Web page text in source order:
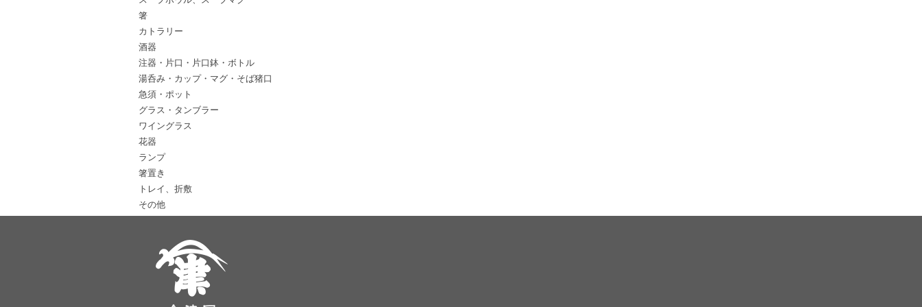
箸
カトラリー
酒器
注器・片口・片口鉢・ボトル
湯呑み・カップ・マグ・そば猪口
急須・ポット
グラス・タンブラー
ワイングラス
花器
ランプ
箸置き
トレイ、折敷
その他